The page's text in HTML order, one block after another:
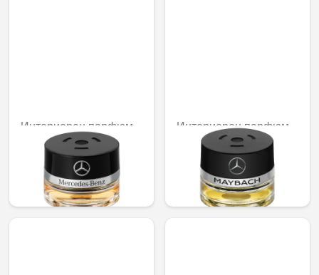
Интериорен парфюм
Sports mood
92,02 € /
179,97 лв.
Интериорен парфюм
№ 12 mood
121,01 € /
236,67 лв.